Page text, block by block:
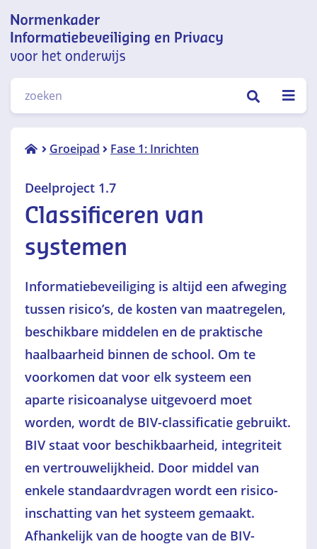
en privacy voor het onderwijs
ZOEKEN
Groeipad Fase 1: Inrichten
Deelproject
Classificeren
van
systemen
Deelproject 1.7
Classificeren van
systemen
Informatiebeveiliging is altijd een afweging
tussen risico’s, de kosten van maatregelen,
beschikbare middelen en de praktische
haalbaarheid binnen de school. Om te
voorkomen dat voor elk systeem een
aparte risicoanalyse uitgevoerd moet
worden, wordt de BIV-classificatie gebruikt.
BIV staat voor beschikbaarheid, integriteit
en vertrouwelijkheid. Door middel van
enkele standaardvragen wordt een risico-
inschatting van het systeem gemaakt.
Afhankelijk van de hoogte van de BIV-